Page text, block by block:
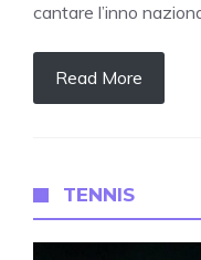
cantare l’inno
Read More
TENNIS